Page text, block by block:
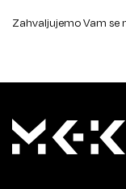
Zahvaljujemo Vam se